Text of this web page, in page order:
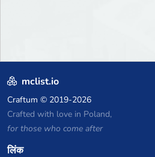
mclist.io
Craftum © 2019-2026
Crafted with love in Poland,
for those who come after
लिंक